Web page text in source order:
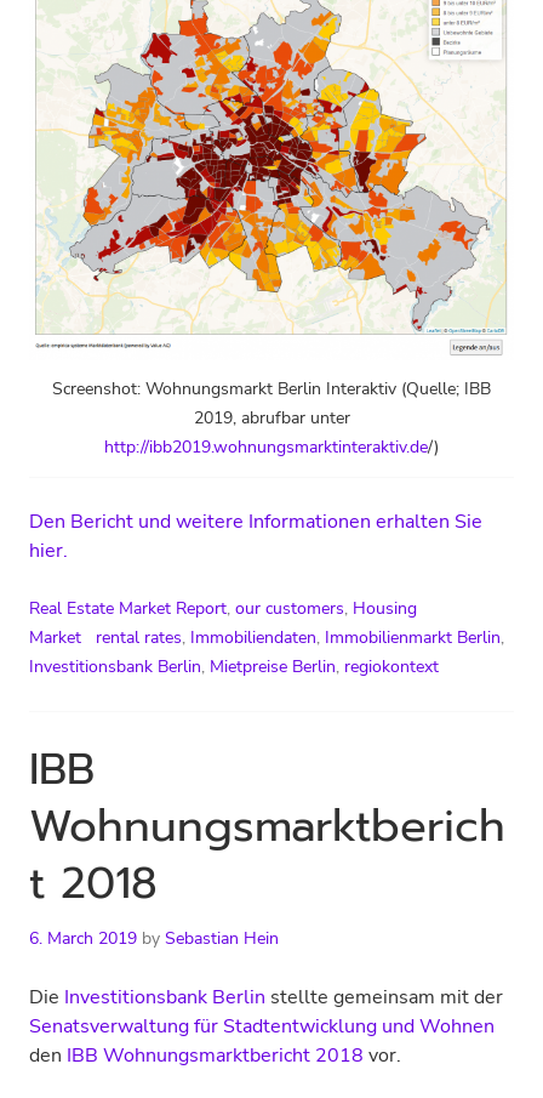
Screenshot: Wohnungsmarkt Berlin Interaktiv (Quelle; IBB
2019, abrufbar unter
http://ibb2019.wohnungsmarktinteraktiv.de/)
Den Bericht und weitere Informationen erhalten Sie
hier.
Real Estate Market Report, our customers, Housing
Market
rental rates, Immobiliendaten, Immobilienmarkt Berlin,
Investitionsbank Berlin, Mietpreise Berlin, regiokontext
IBB
Wohnungsmarktberich
t 2018
6. March 2019 by Sebastian Hein
Die Investitionsbank Berlin stellte gemeinsam mit der
Senatsverwaltung für Stadtentwicklung und Wohnen
den IBB Wohnungsmarktbericht 2018 vor.